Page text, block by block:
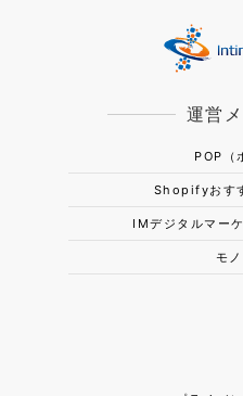
運営
POP（
Shopifyおす
IMデジタルマー
モ